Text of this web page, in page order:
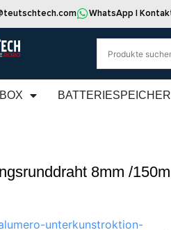
WhatsApp |
BATTERIESPEICHER
8mm /150m